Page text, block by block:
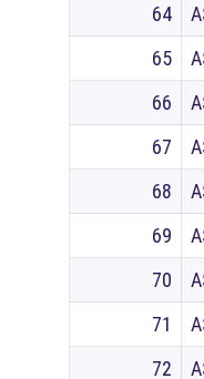
64
65
66
67
68
69
70
71
72